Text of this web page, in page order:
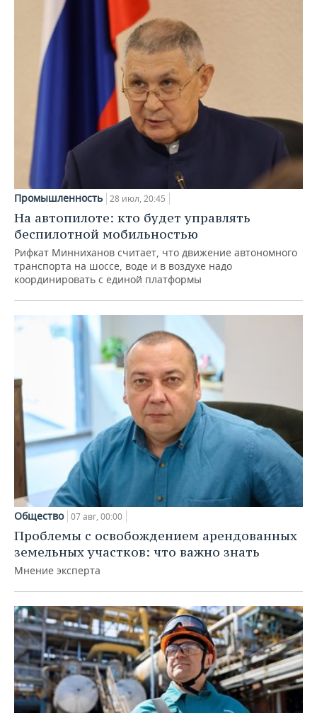
Промышленность 28 июл, 20:45
На автопилоте: кто будет управлять
беспилотной мобильностью
Рифкат Минниханов считает, что движение автономного
транспорта на шоссе, воде и в воздухе надо
координировать с единой платформы
Общество 07 авг, 00:00
Проблемы с освобождением арендованных
земельных участков: что важно знать
Мнение эксперта